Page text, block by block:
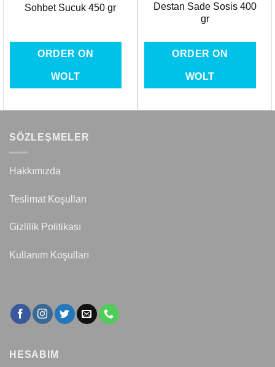
Sohbet Sucuk 450 gr
ORDER ON
WOLT
Destan Sade Sosis 400
gr
ORDER ON
WOLT
SÖZLEŞMELER
Hakkımızda
Teslimat Koşulları
Gizlilik Politikası
Kullanım Koşulları
HESABIM